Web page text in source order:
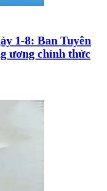
1-8: Ban Tuyên
ương chính thức